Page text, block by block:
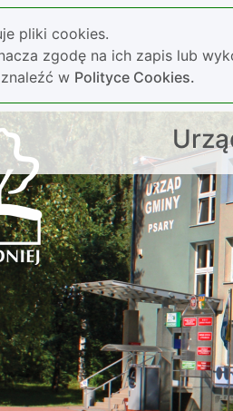
pliki cookies.
zgodę na ich zapis lub
w Polityce Cookies.